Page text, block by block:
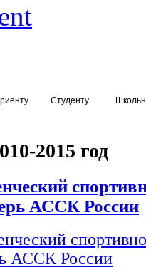
Студенту
2015 год
АССК России